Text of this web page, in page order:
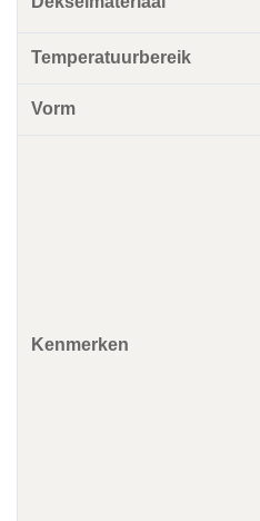
Temperatuurbereik
Vorm
Kenmerken